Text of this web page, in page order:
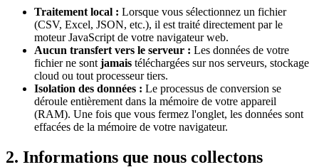
Traitement local : Lorsque vous sélectionnez un fichier
(CSV, Excel, JSON, etc.), il est traité directement par le
moteur JavaScript de votre navigateur web.
Aucun transfert vers le serveur : Les données de votre
fichier ne sont jamais téléchargées sur nos serveurs, stockage
cloud ou tout processeur tiers.
Isolation des données : Le processus de conversion se
déroule entièrement dans la mémoire de votre appareil
(RAM). Une fois que vous fermez l'onglet, les données sont
effacées de la mémoire de votre navigateur.
2. Informations que nous collectons